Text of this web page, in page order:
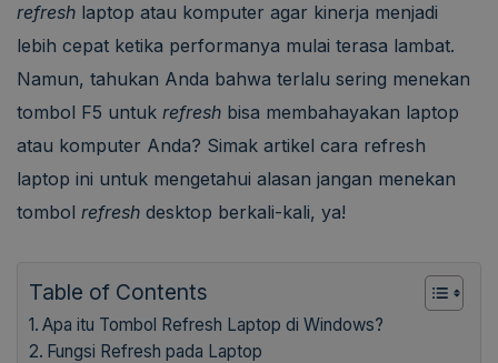
refresh laptop atau komputer agar kinerja menjadi
lebih cepat ketika performanya mulai terasa lambat.
Namun, tahukan Anda bahwa terlalu sering menekan
tombol F5 untuk refresh bisa membahayakan laptop
atau komputer Anda? Simak artikel cara refresh
laptop ini untuk mengetahui alasan jangan menekan
tombol refresh desktop berkali-kali, ya!
Table of Contents
Apa itu Tombol Refresh Laptop di Windows?
Fungsi Refresh pada Laptop